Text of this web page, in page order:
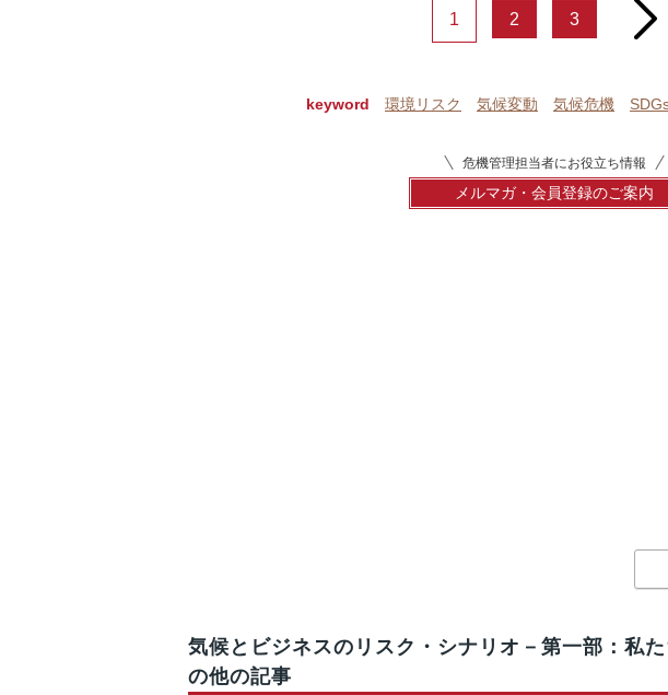
1 2 3 next
keyword 環境リスク 気候変動 気候危機
危機管理担当者にお役立ち情報
メルマガ・会員登録のご案内
気候とビジネスのリスク・シナリオ－第一部：私
の他の記事